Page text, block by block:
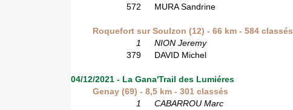
572
MURA Sandrine
Roquefort sur Soulzon (12) - 66 km - 584 classés
1
NION Jeremy
379
DAVID Michel
04/12/2021 - La Gana'Trail des Lumiéres
Genay (69) - 8,5 km - 301 classés
1
CABARROU Marc